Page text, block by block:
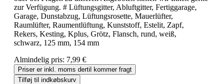
zur Verfügung. # Lüftungsgitter, Abluftgitter, Fertiggarage,
Garage, Dunstabzug, Lüftungsrosette, Mauerlüfter,
Raumlüfter, Raumentlüftung, Kunststoff, Estelit, Zapf,
Rekers, Kesting, Kplus, Grötz, Flansch, rund, weiß,
schwarz, 125 mm, 154 mm
Almindelig pris: 7,99 €
Priser er inkl. moms dertil kommer fragt
Tilføj til indkøbskurv